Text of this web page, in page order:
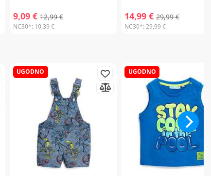
9,09 € 12,99 €
NC30*: 10,39 €
14,99 € 29,99 €
NC30*:29,99 €
UGODNO UGODNO